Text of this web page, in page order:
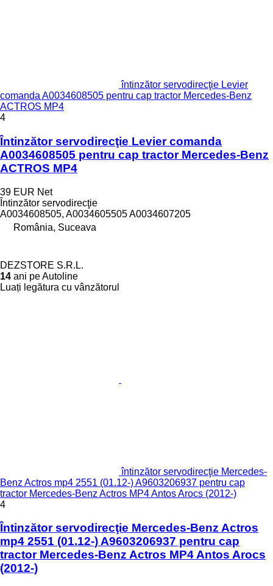
întinzător servodirecţie Levier
comanda A0034608505 pentru cap tractor Mercedes-Benz
ACTROS MP4
4
Întinzător servodirecţie Levier comanda
A0034608505 pentru cap tractor Mercedes-Benz
ACTROS MP4
39 EUR Net
Întinzător servodirecţie
A0034608505, A0034605505 A0034607205
România, Suceava
DEZSTORE S.R.L.
14 ani pe Autoline
Luați legătura cu vânzătorul
întinzător servodirecţie Mercedes-
Benz Actros mp4 2551 (01.12-) A9603206937 pentru cap
tractor Mercedes-Benz Actros MP4 Antos Arocs (2012-)
4
Întinzător servodirecţie Mercedes-Benz Actros
mp4 2551 (01.12-) A9603206937 pentru cap
tractor Mercedes-Benz Actros MP4 Antos Arocs
(2012-)